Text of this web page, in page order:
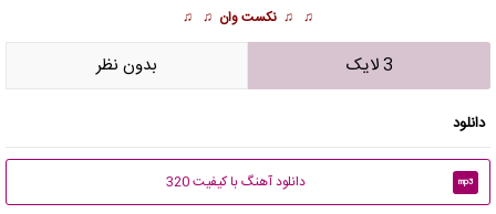
♫ ♫ نکست وان ♫ ♫
3 لایک بدون نظر
دانلود
mp3 دانلود آهنگ با کیفیت 320